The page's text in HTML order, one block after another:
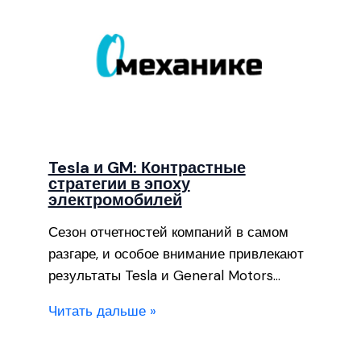
Tesla и GM: Контрастные
стратегии в эпоху
электромобилей
Сезон отчетностей компаний в самом
разгаре, и особое внимание привлекают
результаты Tesla и General Motors…
Читать дальше »